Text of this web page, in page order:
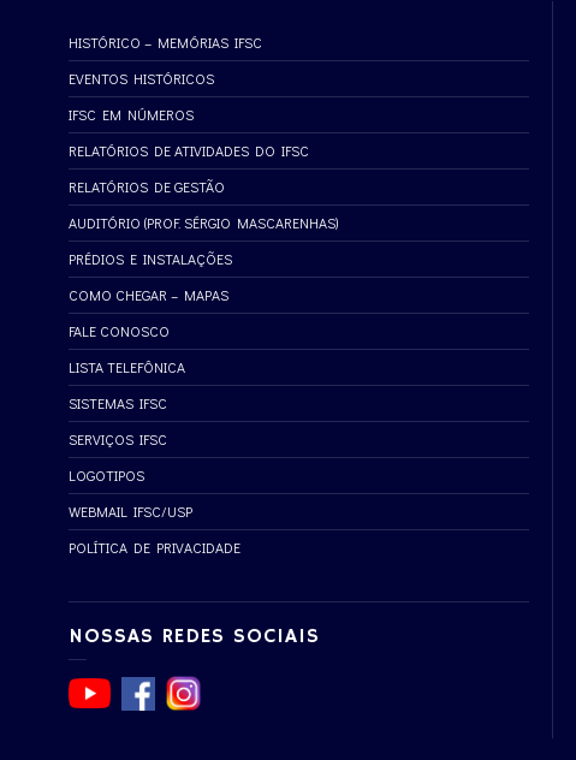
HISTÓRICO – MEMÓRIAS IFSC
EVENTOS HISTÓRICOS
IFSC EM NÚMEROS
RELATÓRIOS DE ATIVIDADES DO IFSC
RELATÓRIOS DE GESTÃO
AUDITÓRIO (PROF. SÉRGIO MASCARENHAS)
PRÉDIOS E INSTALAÇÕES
COMO CHEGAR – MAPAS
FALE CONOSCO
LISTA TELEFÔNICA
SISTEMAS IFSC
SERVIÇOS IFSC
LOGOTIPOS
WEBMAIL IFSC/USP
POLÍTICA DE PRIVACIDADE
NOSSAS REDES SOCIAIS